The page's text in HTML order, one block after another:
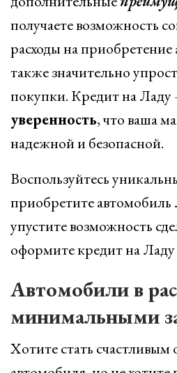
получаете возможность
расходы на
также значительно
покупки. Кредит на
уверенность, что ваша
надежной и безопасной.
Воспользуйтесь
приобретите
упустите возможность
оформите кредит на
Автомобили в
минимальными
Хотите стать счастливым